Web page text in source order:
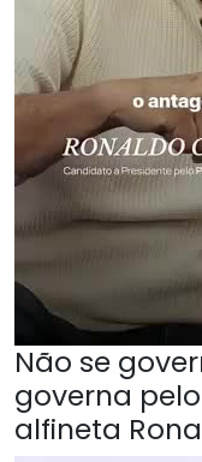
Não se
governa
alfineta